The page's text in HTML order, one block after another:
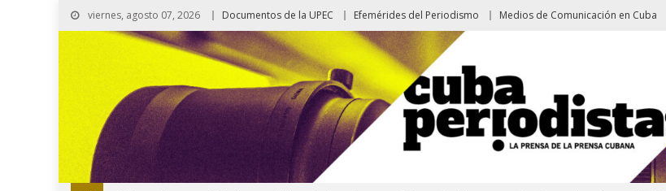
viernes, agosto 07, 2026 Documentos de la UPEC Efemérides del Periodismo Medios de Comunicación en Cuba